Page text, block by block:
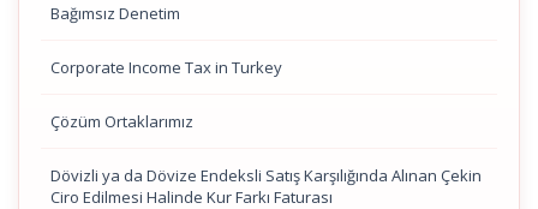
Bağımsız Denetim
Corporate Income Tax in Turkey
Çözüm Ortaklarımız
Dövizli ya da Dövize Endeksli Satış Karşılığında Alınan Çekin
Ciro Edilmesi Halinde Kur Farkı Faturası